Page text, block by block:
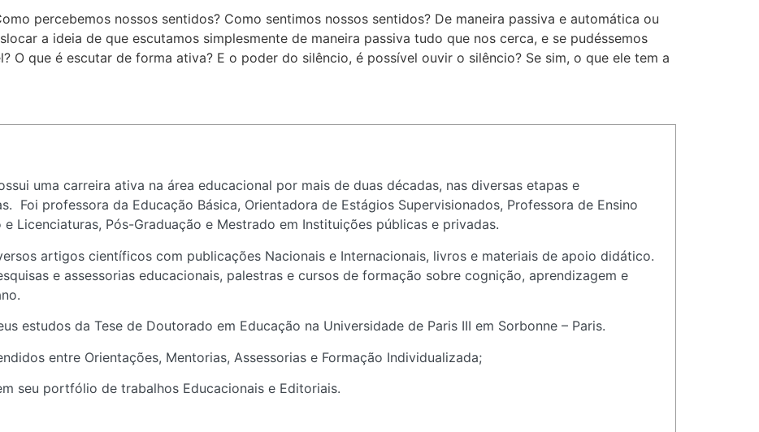
percebemos nossos sentidos? Como sentimos nossos sentidos? De maneira passiva e automática ou
a ideia de que escutamos simplesmente de maneira passiva tudo que nos cerca, e se pudéssemos
O que é escutar de forma ativa? E o poder do silêncio, é possível ouvir o silêncio? Se sim, o que ele tem a
uma carreira ativa na área educacional por mais de duas décadas, nas diversas etapas e
Foi professora da Educação Básica, Orientadora de Estágios Supervisionados, Professora de Ensino
e Licenciaturas, Pós-Graduação e Mestrado em Instituições públicas e privadas.
artigos científicos com publicações Nacionais e Internacionais, livros e materiais de apoio didático.
e assessorias educacionais, palestras e cursos de formação sobre cognição, aprendizagem e
estudos da Tese de Doutorado em Educação na Universidade de Paris III em Sorbonne – Paris.
entre Orientações, Mentorias, Assessorias e Formação Individualizada;
seu portfólio de trabalhos Educacionais e Editoriais.